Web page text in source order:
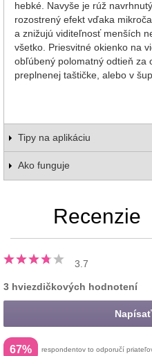
hebké. Navyše je rúž
rozostrený efekt vďaka
a znižujú viditeľnosť menších
všetko. Priesvitné okienko na
obľúbený polomatný odtieň za
preplnenej taštičke, alebo v
Tipy na aplikáciu
Ako funguje
Recenzie
3.7
3 hviezdičkových hodnotení
67% respondentov to odporučí